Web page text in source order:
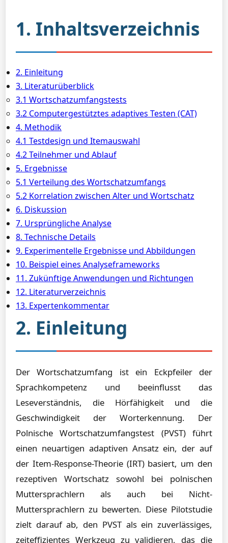
1. Inhaltsverzeichnis
2. Einleitung
3. Literaturüberblick
3.1 Wortschatzumfangstests
3.2 Computergestütztes adaptives Testen (CAT)
4. Methodik
4.1 Testdesign und Itemauswahl
4.2 Teilnehmer und Ablauf
5. Ergebnisse
5.1 Verteilung des Wortschatzumfangs
5.2 Korrelation zwischen Alter und Wortschatz
6. Diskussion
7. Ursprüngliche Analyse
8. Technische Details
9. Experimentelle Ergebnisse und Abbildungen
10. Beispiel eines Analyseframeworks
11. Zukünftige Anwendungen und Richtungen
12. Literaturverzeichnis
13. Expertenkommentar
2. Einleitung
Der Wortschatzumfang ist ein Eckpfeiler der
Sprachkompetenz und beeinflusst das
Leseverständnis, die Hörfähigkeit und die
Geschwindigkeit der Worterkennung. Der
Polnische Wortschatzumfangstest (PVST) führt
einen neuartigen adaptiven Ansatz ein, der auf
der Item-Response-Theorie (IRT) basiert, um den
rezeptiven Wortschatz sowohl bei polnischen
Muttersprachlern als auch bei Nicht-
Muttersprachlern zu bewerten. Diese Pilotstudie
zielt darauf ab, den PVST als ein zuverlässiges,
zeiteffizientes Werkzeug zu validieren, das die